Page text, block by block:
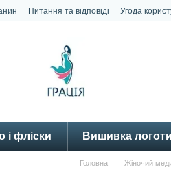
Питання та відповіді Угода
і фліски Вишивка
Головна Жіночий